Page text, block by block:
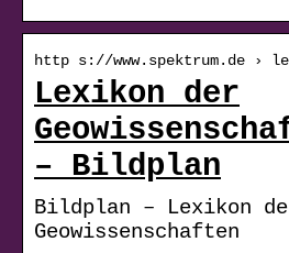
http s://www.spektrum.de ›
Lexikon der
– Bildplan
Bildplan – Lexikon
Geowissenschaften